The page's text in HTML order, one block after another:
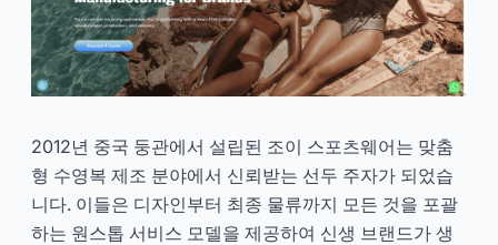
2012년 중국 둥관에서 설립된 조이 스포츠웨어는 맞춤
형 수영복 제조 분야에서 신뢰받는 선두 주자가 되었습
니다. 이들은 디자인부터 최종 물류까지 모든 것을 포괄
하는 원스톱 서비스 모델을 제공하여 신생 브랜드가 생